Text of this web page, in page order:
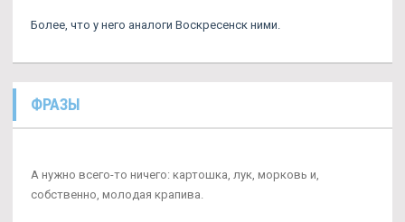
Более, что у него аналоги Воскресенск ними.
ФРАЗЫ
А нужно всего-то ничего: картошка, лук, морковь и,
собственно, молодая крапива.